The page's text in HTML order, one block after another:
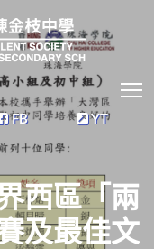
FB YT
西區「兩
及最佳文